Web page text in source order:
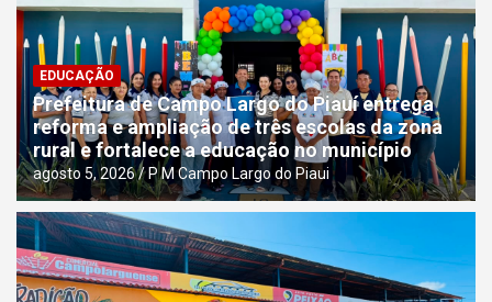
EDUCAÇÃO
Prefeitura de Campo Largo do Piauí entrega
reforma e ampliação de três escolas da zona
rural e fortalece a educação no município
agosto 5, 2026 P M Campo Largo do Piaui